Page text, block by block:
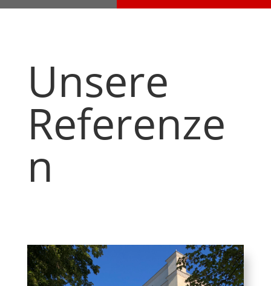
Unsere
Referenze
n